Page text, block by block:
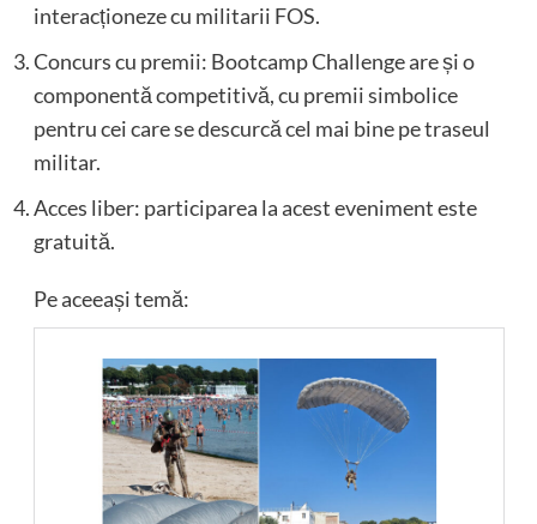
interacționeze cu militarii FOS.
Concurs cu premii: Bootcamp Challenge are și o
componentă competitivă, cu premii simbolice
pentru cei care se descurcă cel mai bine pe traseul
militar.
Acces liber: participarea la acest eveniment este
gratuită.
Pe aceeași temă: